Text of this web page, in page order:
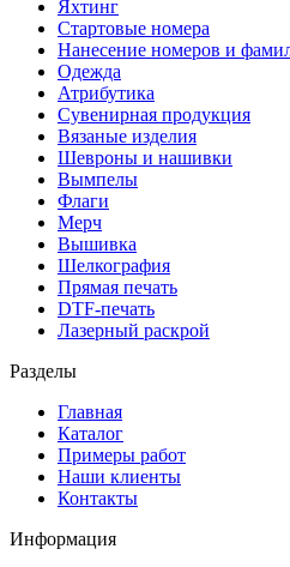
Яхтинг
Стартовые номера
Нанесение номеров и
Одежда
Атрибутика
Сувенирная продукция
Вязаные изделия
Шевроны и нашивки
Вымпелы
Флаги
Мерч
Вышивка
Шелкография
Прямая печать
DTF-печать
Лазерный раскрой
Разделы
Главная
Каталог
Примеры работ
Наши клиенты
Контакты
Информация